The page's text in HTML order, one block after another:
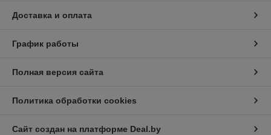
Доставка и оплата
График работы
Полная версия сайта
Политика обработки cookies
Сайт создан на платформе Deal.by